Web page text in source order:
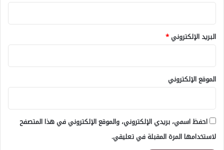
البريد الإلكتروني*
الموقع الإلكتروني
احفظ اسمي، بريدي الإلكتروني، والموقع الإلكتروني في هذا المتصفح
لاستخدامها المرة المقبلة في تعليقي.